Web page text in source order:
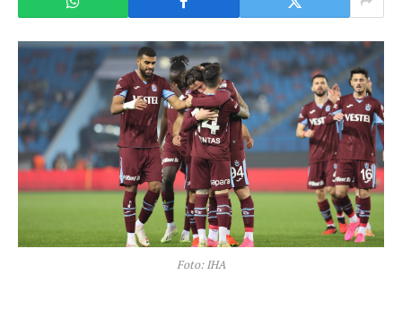
Foto: IHA